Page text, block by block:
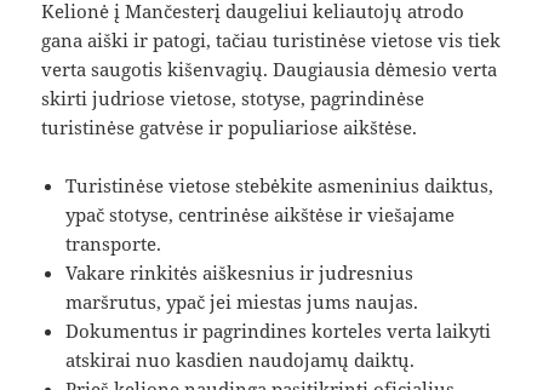
Kelionė į Mančesterį daugeliui keliautojų atrodo
gana aiški ir patogi, tačiau turistinėse vietose vis tiek
verta saugotis kišenvagių. Daugiausia dėmesio verta
skirti judriose vietose, stotyse, pagrindinėse
turistinėse gatvėse ir populiariose aikštėse.
Turistinėse vietose stebėkite asmeninius daiktus,
ypač stotyse, centrinėse aikštėse ir viešajame
transporte.
Vakare rinkitės aiškesnius ir judresnius
maršrutus, ypač jei miestas jums naujas.
Dokumentus ir pagrindines korteles verta laikyti
atskirai nuo kasdien naudojamų daiktų.